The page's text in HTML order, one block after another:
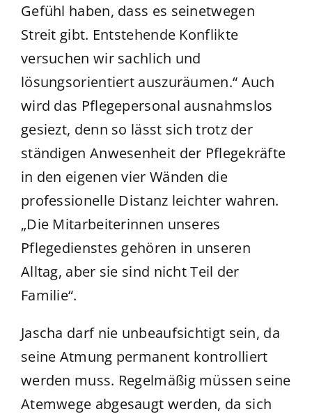
Gefühl haben, dass es seinetwegen
Streit gibt. Entstehende Konflikte
versuchen wir sachlich und
lösungsorientiert auszuräumen.“ Auch
wird das Pflegepersonal ausnahmslos
gesiezt, denn so lässt sich trotz der
ständigen Anwesenheit der Pflegekräfte
in den eigenen vier Wänden die
professionelle Distanz leichter wahren.
„Die Mitarbeiterinnen unseres
Pflegedienstes gehören in unseren
Alltag, aber sie sind nicht Teil der
Familie“.
Jascha darf nie unbeaufsichtigt sein, da
seine Atmung permanent kontrolliert
werden muss. Regelmäßig müssen seine
Atemwege abgesaugt werden, da sich